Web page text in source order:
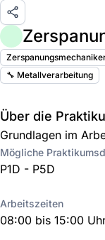
🔧 Metallverarbeitung
Über die
Grundlagen im
Mögliche
P1D - P5D
Arbeitszeiten
08:00 bis 15:00